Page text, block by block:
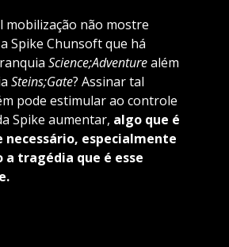
mobilização não mostre
Spike Chunsoft que há
Science;Adventurealém
Steins;Gate? Assinar tal
pode estimular ao controle
Spike aumentar, algo que é
necessário, especialmente
a tragédia que é esse